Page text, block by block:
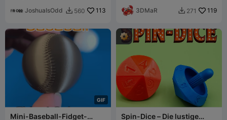
JoshuaIsOdd  560 113 3DMaR  271 119
GIF
Mini-Baseball-Fidget-
Spin-Dice – Die lustige